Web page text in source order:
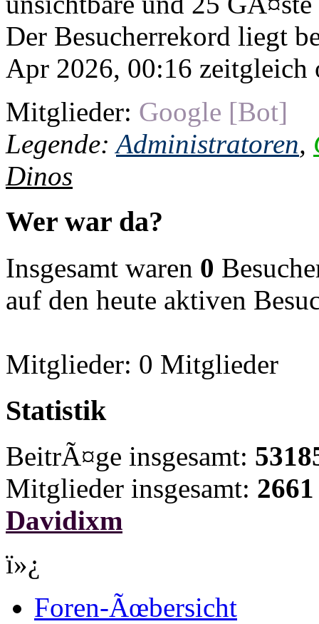
Der Besucherrekord liegt
Apr 2026, 00:16 zeitgleich
Mitglieder: Google [Bot]
Legende: Administratoren,
Dinos
Wer war da?
Insgesamt waren 0
auf den heute aktiven
Mitglieder: 0 Mitglieder
Statistik
BeitrÃ¤ge insgesamt:
Mitglieder insgesamt: 2661
Davidixm
ï»¿
Foren-Ãœbersicht